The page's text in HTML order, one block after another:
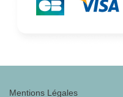
Mentions Légales